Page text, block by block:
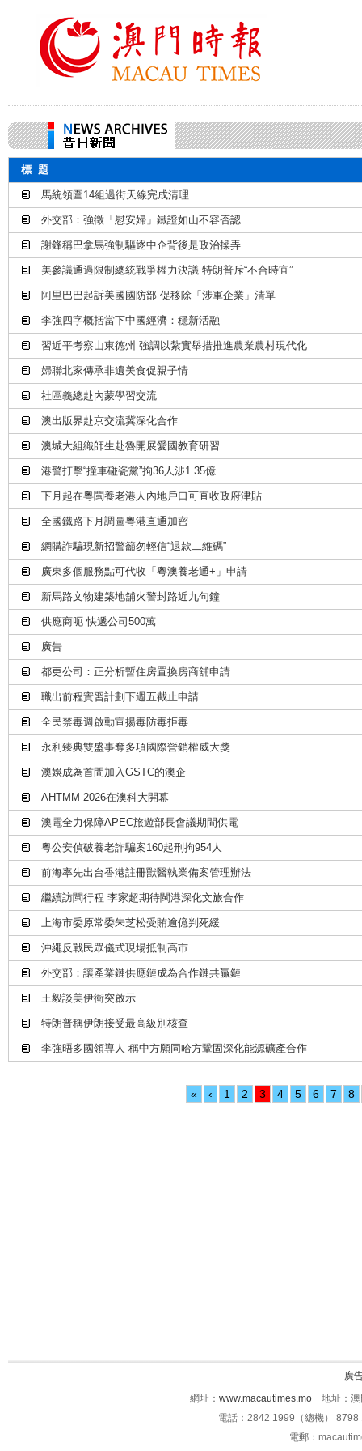
標 題
馬統領圍14組過街天線完成清理
外交部：強徵「慰安婦」鐵證如山不容否認
謝鋒稱巴拿馬強制驅逐中企背後是政治操弄
美參議通過限制總統戰爭權力決議 特朗普斥“不合時宜”
阿里巴巴起訴美國國防部 促移除「涉軍企業」清單
李強四字概括當下中國經濟：穩新活融
習近平考察山東德州 強調以紮實舉措推進農業農村現代化
婦聯北家傳承非遺美食促親子情
社區義總赴內蒙學習交流
澳出版界赴京交流冀深化合作
澳城大組織師生赴魯開展愛國教育研習
港警打擊“撞車碰瓷黨”拘36人涉1.35億
下月起在粵閩養老港人內地戶口可直收政府津貼
全國鐵路下月調圖粵港直通加密
網購詐騙現新招警籲勿輕信“退款二維碼”
廣東多個服務點可代收「粵澳養老通+」申請
新馬路文物建築地舖火警封路近九句鐘
供應商呃 快遞公司500萬
廣告
都更公司：正分析暫住房置換房商舖申請
職出前程實習計劃下週五截止申請
全民禁毒週啟動宣揚毒防毒拒毒
永利臻典雙盛事奪多項國際營銷權威大獎
澳娛成為首間加入GSTC的澳企
AHTMM 2026在澳科大開幕
澳電全力保障APEC旅遊部長會議期間供電
粵公安偵破養老詐騙案160起刑拘954人
前海率先出台香港註冊獸醫執業備案管理辦法
繼續訪閩行程 李家超期待閩港深化文旅合作
上海市委原常委朱芝松受賄逾億判死緩
沖繩反戰民眾儀式現場抵制高市
外交部：讓產業鏈供應鏈成為合作鏈共贏鏈
王毅談美伊衝突啟示
特朗普稱伊朗接受最高級別核查
李強晤多國領導人 稱中方願同哈方鞏固深化能源礦產合作
« ‹ 1 2 3 4 5 6 7 8
廣
網址： www.macautimes.mo 地址：澳
電話：2842 1999（總機）
電郵：